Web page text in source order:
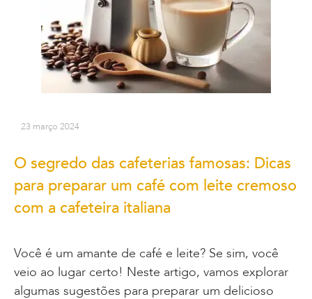
23 março 2024
O segredo das cafeterias famosas: Dicas
para preparar um café com leite cremoso
com a cafeteira italiana
Você é um amante de café e leite? Se sim, você
veio ao lugar certo! Neste artigo, vamos explorar
algumas sugestões para preparar um delicioso